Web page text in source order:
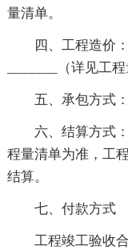
量清单。
四、工程造价
_______（详见工
五、承包方式
六、结算方式
程量清单为准，工
结算。
七、付款方式
工程竣工验收